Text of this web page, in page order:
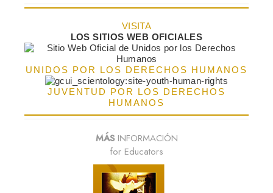
VISITA
LOS SITIOS WEB OFICIALES
UNIDOS POR LOS DERECHOS HUMANOS
JUVENTUD POR LOS DERECHOS
HUMANOS
MÁSINFORMACIÓN
for Educators